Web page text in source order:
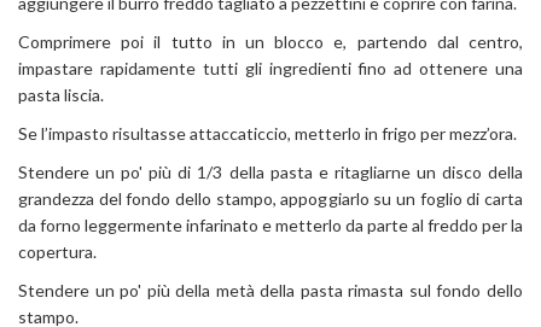
Comprimere poi il tutto in un blocco e, partendo dal centro,
impastare rapidamente tutti gli ingredienti fino ad ottenere una
pasta liscia.
Se l’impasto risultasse attaccaticcio, metterlo in frigo per mezz’ora.
Stendere un po' più di 1/3 della pasta e ritagliarne un disco della
grandezza del fondo dello stampo, appoggiarlo su un foglio di carta
da forno leggermente infarinato e metterlo da parte al freddo per la
copertura.
Stendere un po' più della metà della pasta rimasta sul fondo dello
stampo.